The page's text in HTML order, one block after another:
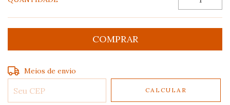
Entregas para o CEP:
Meios de envio
CALCULAR